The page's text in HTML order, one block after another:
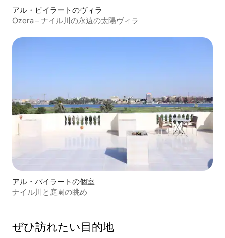
アル・ビイラートのヴィラ
Ozera – ナイル川の永遠の太陽ヴィラ
アル・バイラートの個室
ナイル川と庭園の眺め
ぜひ訪⁠れ⁠た⁠い目⁠的⁠地